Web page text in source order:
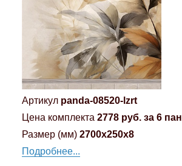
Артикул panda-08520-lzrt
Цена комплекта 2778 руб. за 6
Размер (мм) 2700x250x8
Подробнее...